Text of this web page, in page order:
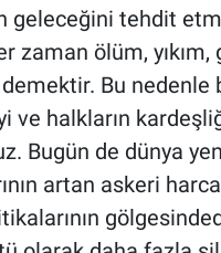
geleceğini tehdit
zaman ölüm, yıkım,
Bu nedenle
ve halkların
Bugün de dünya
artan askeri